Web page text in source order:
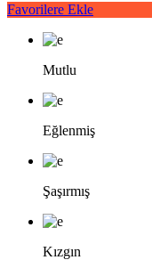
Favorilere Ekle
Mutlu
Eğlenmiş
Şaşırmış
Kızgın